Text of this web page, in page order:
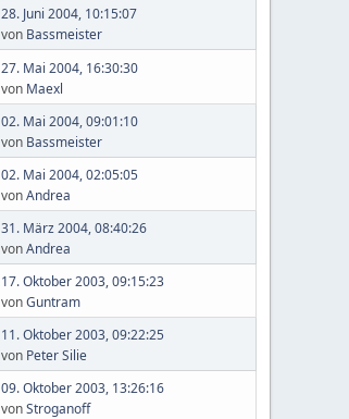
28. Juni 2004, 10:15:07
von Bassmeister
27. Mai 2004, 16:30:30
von Maexl
02. Mai 2004, 09:01:10
von Bassmeister
02. Mai 2004, 02:05:05
vonAndrea
31. März 2004, 08:40:26
vonAndrea
17. Oktober 2003, 09:15:23
vonGuntram
11. Oktober 2003, 09:22:25
von Peter Silie
09. Oktober 2003, 13:26:16
vonStroganoff